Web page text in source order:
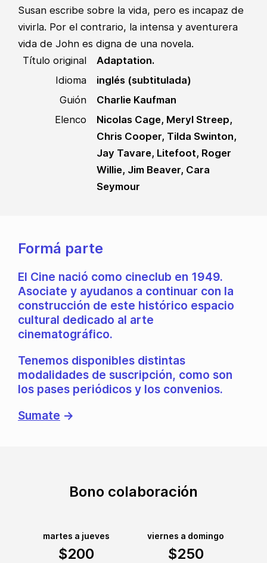
Susan escribe sobre la vida, pero es incapaz de
vivirla. Por el contrario, la intensa y aventurera
vida de John es digna de una novela.
Título original
Adaptation.
Idioma
inglés (subtitulada)
Guión
Charlie Kaufman
Elenco
Nicolas Cage, Meryl Streep,
Chris Cooper, Tilda Swinton,
Jay Tavare, Litefoot, Roger
Willie, Jim Beaver, Cara
Seymour
Formá parte
El Cine nació como cineclub en 1949.
Asociate y ayudanos a continuar con la
construcción de este histórico espacio
cultural dedicado al arte
cinematográfico.
Tenemos disponibles distintas
modalidades de suscripción, como son
los pases periódicos y los convenios.
Sumate →
Bono colaboración
martes a jueves
$200
viernes a domingo
$250